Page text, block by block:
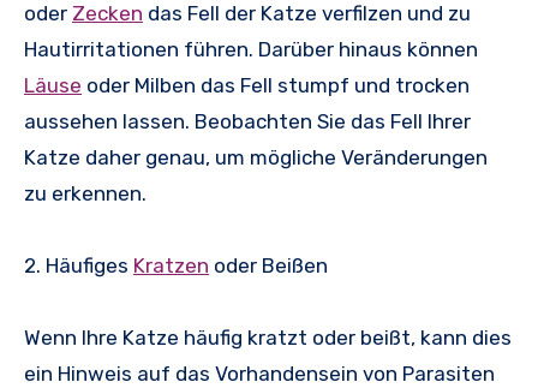
oder Zecken das Fell der Katze verfilzen und zu
Hautirritationen führen. Darüber hinaus können
Läuse oder Milben das Fell stumpf und trocken
aussehen lassen. Beobachten Sie das Fell Ihrer
Katze daher genau, um mögliche Veränderungen
zu erkennen.
2. Häufiges Kratzen oder Beißen
Wenn Ihre Katze häufig kratzt oder beißt, kann dies
ein Hinweis auf das Vorhandensein von Parasiten